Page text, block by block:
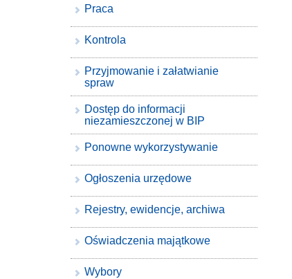
Praca
Kontrola
Przyjmowanie i załatwianie
spraw
Dostęp do informacji
niezamieszczonej w BIP
Ponowne wykorzystywanie
Ogłoszenia urzędowe
Rejestry, ewidencje, archiwa
Oświadczenia majątkowe
Wybory